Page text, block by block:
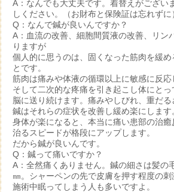
A：なんでも大丈夫です。着替えがござい
しください。（お財布と保険証は忘れずに
Q：なんで鍼が良いんですか？
A：血流の改善、細胞間質液の改善、リン
りますが
個人的に思うのは、固くなった筋肉を緩め
とです。
筋肉は痛みや体液の循環以上に敏感に反応
そして二次的な疼痛を引き起こし体にと
脳に送り続けます。痛みやしびれ、重だる
鍼はそれらの症状を改善し緩め楽にします
身体が楽になると、本当に痛い患部の治癒
治るスピードが格段にアップします。
だから鍼が良いんです。
Q：鍼って痛いですか？
A：全然痛くありません。鍼の細さは髪の
㎜。シャーペンの先で皮膚を押す程度の刺
施術中眠ってしまう人も多いですよ。